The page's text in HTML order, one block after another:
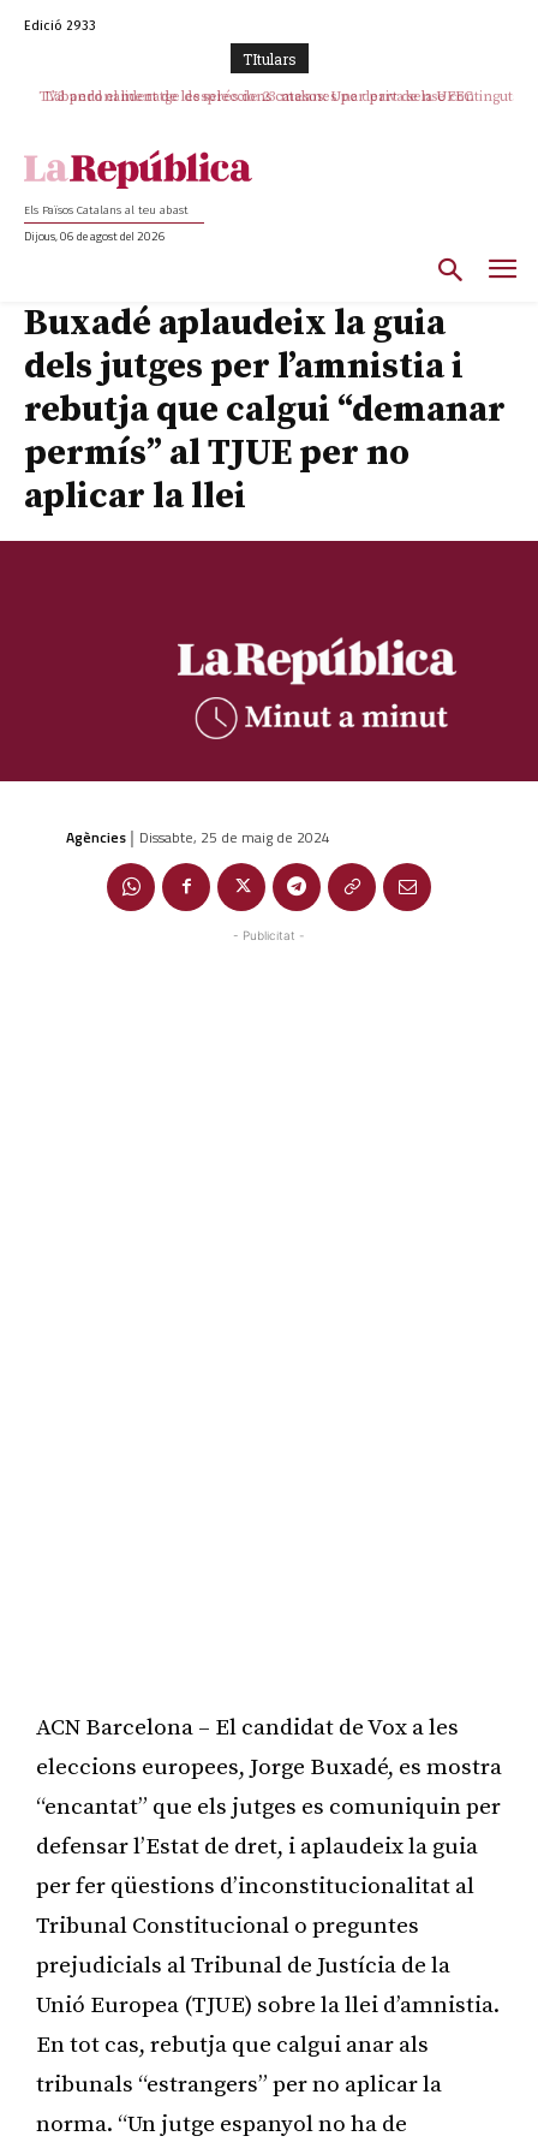
Edició 2933
TItulars
L’abandonament de les seleccions catalanes per part de la UFEC
TV3 perd el lideratge després de 23 mesos: Una deriva sense continguts i
Els Països Catalans al teu abast
Dijous, 06 de agost del 2026
Buxadé aplaudeix la guia
dels jutges per l’amnistia i
rebutja que calgui “demanar
permís” al TJUE per no
aplicar la llei
Agències | Dissabte, 25 de maig de 2024
- Publicitat -
ACN Barcelona – El candidat de Vox a les
eleccions europees, Jorge Buxadé, es mostra
“encantat” que els jutges es comuniquin per
defensar l’Estat de dret, i aplaudeix la guia
per fer qüestions d’inconstitucionalitat al
Tribunal Constitucional o preguntes
prejudicials al Tribunal de Justícia de la
Unió Europea (TJUE) sobre la llei d’amnistia.
En tot cas, rebutja que calgui anar als
tribunals “estrangers” per no aplicar la
norma. “Un jutge espanyol no ha de